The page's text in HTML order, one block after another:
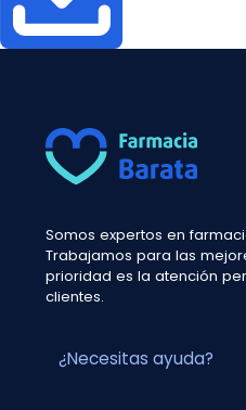
Somos expertos en
Trabajamos para las
prioridad es la atención
clientes.
¿Necesitas ayuda?